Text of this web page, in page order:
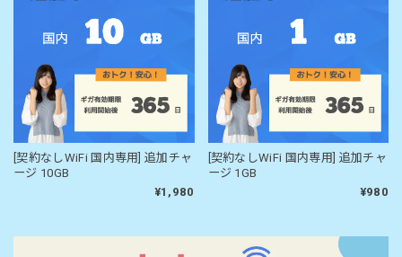
[契約なしWiFi 国内専用] 追加チャ
ージ 10GB
¥1,980
[契約なしWiFi 国内専用] 追加チャ
ージ 1GB
¥980